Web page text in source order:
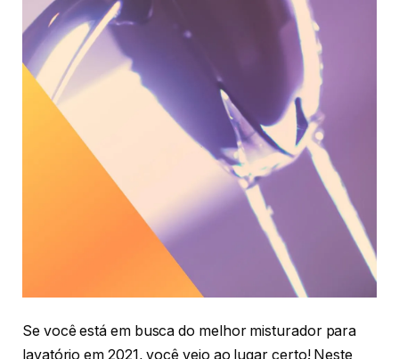
Se você está em busca do melhor misturador para
lavatório em 2021, você veio ao lugar certo! Neste